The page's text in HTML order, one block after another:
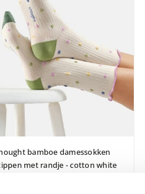
bamboe damessokken
met randje - cotton white